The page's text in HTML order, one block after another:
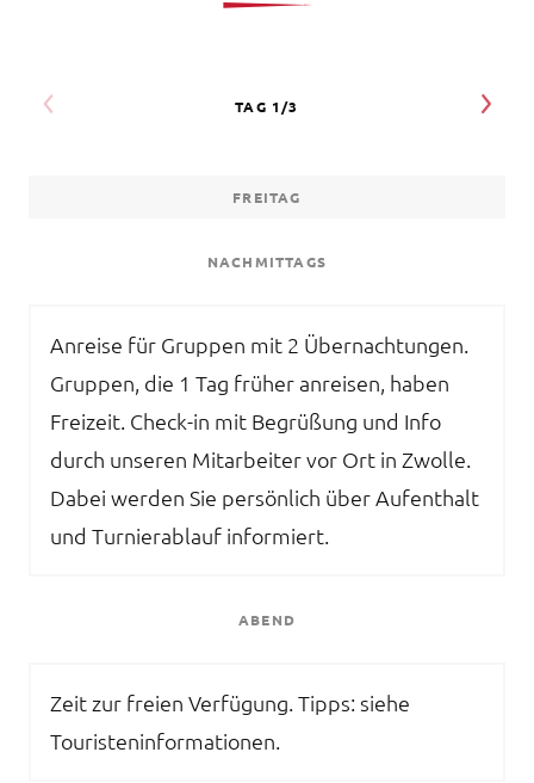
FREITAG
NACHMITTAGS
Anreise für Gruppen mit 2 Übernachtungen.
Gruppen, die 1 Tag früher anreisen, haben
Freizeit. Check-in mit Begrüßung und Info
durch unseren Mitarbeiter vor Ort in Zwolle.
Dabei werden Sie persönlich über Aufenthalt
und Turnierablauf informiert.
ABEND
Zeit zur freien Verfügung. Tipps: siehe
Touristeninformationen.